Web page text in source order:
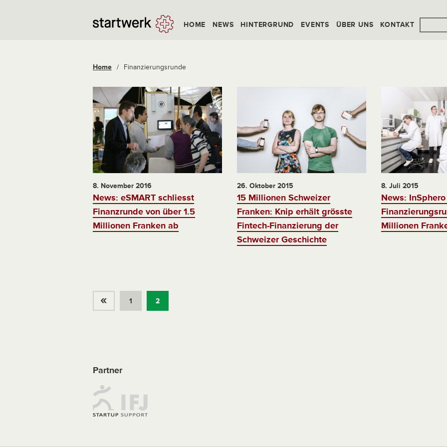
HOME NEWS HINTERGRUND EVENTS ÜBER UNS KONTAKT
Home / Finanzierungsrunde
8. November 2016
News: eSMART schliesst
Finanzrunde von über 1.5
Millionen Franken ab
26. Oktober 2015
15 Millionen Schweizer
Franken: Knip erhält grösste
Fintech-Finanzierung der
Schweizer Geschichte
8. Juli 2015
News:
Millionen
« 1 2
Partner